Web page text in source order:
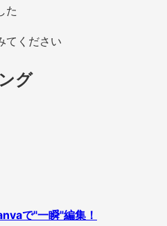
た
てください
グ
で"一瞬"編集！